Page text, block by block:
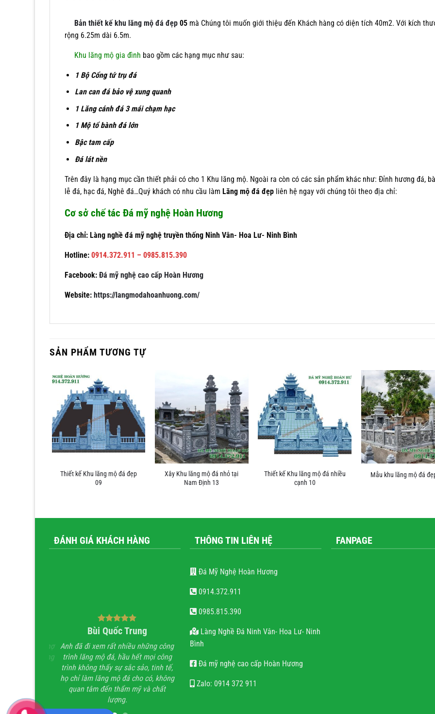
Bản thiết kế khu lăng mộ đá đẹp 05 mà Chúng tôi muốn giới thiệu đến Khách hàng có diện tích 40m2. Với kích
rộng 6.25m dài 6.5m.
Khu lăng mộ gia đình bao gồm các hạng mục như sau:
1 Bộ Cổng tứ trụ đá
Lan can đá bảo vệ xung quanh
1 Lăng cánh đá 3 mái chạm hạc
1 Mộ tổ bành đá lớn
Bậc tam cấp
Đá lát nền
Trên đây là hạng mục cần thiết phải có cho 1 Khu lăng mộ. Ngoài ra còn có các sản phẩm khác như: Đỉnh hương đá,
lễ đá, hạc đá, Nghê đá…Quý khách có nhu cầu làm Lăng mộ đá đẹp liên hệ ngay với chúng tôi theo địa chỉ:
Cơ sở chế tác Đá mỹ nghệ Hoàn Hương
Địa chỉ: Làng nghề đá mỹ nghệ truyền thống Ninh Vân- Hoa Lư- Ninh Bình
Hotline: 0914.372.911 – 0985.815.390
Facebook: Đá mỹ nghệ cao cấp Hoàn Hương
Website: https://langmodahoanhuong.com/
SẢN PHẨM TƯƠNG TỰ
Thiết kế Khu lăng mộ đá đẹp
09
Xây Khu lăng mộ đá nhỏ tại
Nam Định 13
Thiết kế Khu lăng mộ đá nhiều
cạnh 10
Mẫu khu lăng mộ đá
ĐÁNH GIÁ KHÁCH HÀNG
em rất đẹp, Thợ
chất lượng
Bùi Quốc Trung
Anh đã đi xem rất nhiều những công
trình lăng mộ đá, hầu hết mọi công
trình không thấy sự sắc sảo, tinh tế,
họ chỉ làm lăng mộ đá cho có, không
quan tâm đến thẩm mỹ và chất
lượng.
nguyễn văn trọng
Với cái tâm và sự tài hoa của người
việc về đích đúng hẹn, chất lượng, uy
tín.
THÔNG TIN LIÊN HỆ
Đá Mỹ Nghệ Hoàn Hương
0914.372.911
0985.815.390
Làng Nghề Đá Ninh Vân- Hoa Lư- Ninh
Bình
Đá mỹ nghệ cao cấp Hoàn Hương
Zalo: 0914 372 911
FANPAGE